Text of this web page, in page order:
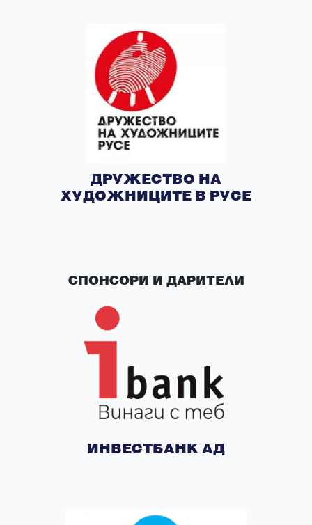
ДРУЖЕСТВО НА
ХУДОЖНИЦИТЕ В РУСЕ
СПОНСОРИ И ДАРИТЕЛИ
ИНВЕСТБАНК АД